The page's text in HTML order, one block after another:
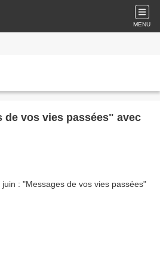
MENU
de vos vies passées" avec